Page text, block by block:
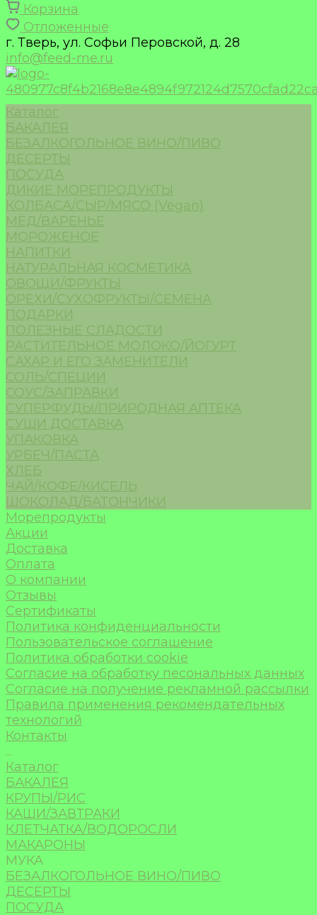
Корзина
Отложенные
г. Тверь, ул. Софьи Перовской, д. 28
info@feed-me.ru
Каталог
БАКАЛЕЯ
БЕЗАЛКОГОЛЬНОЕ ВИНО/ПИВО
ДЕСЕРТЫ
ПОСУДА
ДИКИЕ МОРЕПРОДУКТЫ
КОЛБАСА/СЫР/МЯСО (Vegan)
МЁД/ВАРЕНЬЕ
МОРОЖЕНОЕ
НАПИТКИ
НАТУРАЛЬНАЯ КОСМЕТИКА
ОВОЩИ/ФРУКТЫ
ОРЕХИ/СУХОФРУКТЫ/СЕМЕНА
ПОДАРКИ
ПОЛЕЗНЫЕ СЛАДОСТИ
РАСТИТЕЛЬНОЕ МОЛОКО/ЙОГУРТ
САХАР И ЕГО ЗАМЕНИТЕЛИ
СОЛЬ/СПЕЦИИ
СОУС/ЗАПРАВКИ
СУПЕРФУДЫ/ПРИРОДНАЯ АПТЕКА
СУШИ ДОСТАВКА
УПАКОВКА
УРБЕЧ/ПАСТА
ХЛЕБ
ЧАЙ/КОФЕ/КИСЕЛЬ
ШОКОЛАД/БАТОНЧИКИ
Морепродукты
Акции
Доставка
Оплата
О компании
Отзывы
Сертификаты
Политика конфиденциальности
Пользовательское соглашение
Политика обработки cookie
Согласие на обработку песональных данных
Согласие на получение рекламной рассылки
Правила применения рекомендательных
технологий
Контакты
...
Каталог
БАКАЛЕЯ
КРУПЫ/РИС
КАШИ/ЗАВТРАКИ
КЛЕТЧАТКА/ВОДОРОСЛИ
МАКАРОНЫ
МУКА
БЕЗАЛКОГОЛЬНОЕ ВИНО/ПИВО
ДЕСЕРТЫ
ПОСУДА